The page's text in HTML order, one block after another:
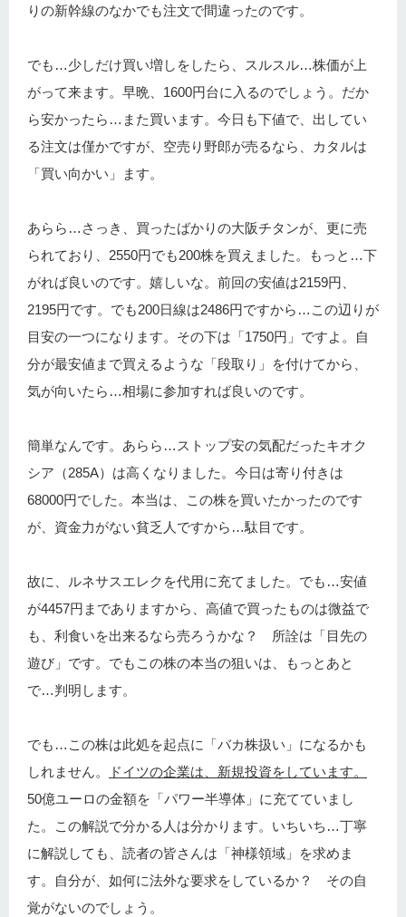
りの新幹線のなかでも注文で間違ったのです。
でも…少しだけ買い増しをしたら、スルスル…株価が上
がって来ます。早晩、1600円台に入るのでしょう。だか
ら安かったら…また買います。今日も下値で、出してい
る注文は僅かですが、空売り野郎が売るなら、カタルは
「買い向かい」ます。
あらら…さっき、買ったばかりの大阪チタンが、更に売
られており、2550円でも200株を買えました。もっと…下
がれば良いのです。嬉しいな。前回の安値は2159円、
2195円です。でも200日線は2486円ですから…この辺りが
目安の一つになります。その下は「1750円」ですよ。自
分が最安値まで買えるような「段取り」を付けてから、
気が向いたら…相場に参加すれば良いのです。
簡単なんです。あらら…ストップ安の気配だったキオク
シア（285A）は高くなりました。今日は寄り付きは
68000円でした。本当は、この株を買いたかったのです
が、資金力がない貧乏人ですから…駄目です。
故に、ルネサスエレクを代用に充てました。でも…安値
が4457円までありますから、高値で買ったものは微益で
も、利食いを出来るなら売ろうかな？ 所詮は「目先の
遊び」です。でもこの株の本当の狙いは、もっとあと
で…判明します。
でも…この株は此処を起点に「バカ株扱い」になるかも
しれません。
ドイツの企業は、新規投資をしています。
50億ユーロの金額を「パワー半導体」に充てていまし
た。この解説で分かる人は分かります。いちいち…丁寧
に解説しても、読者の皆さんは「神様領域」を求めま
す。自分が、如何に法外な要求をしているか？ その自
覚がないのでしょう。